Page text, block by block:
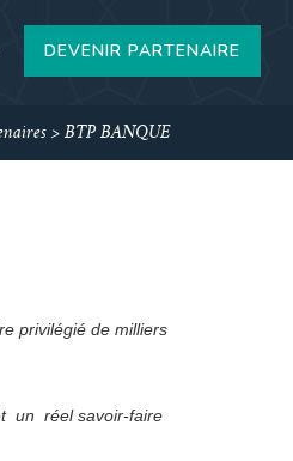
DEVENIR PARTENAIRE
> BTP BANQUE
privilégié de milliers
un réel savoir-faire